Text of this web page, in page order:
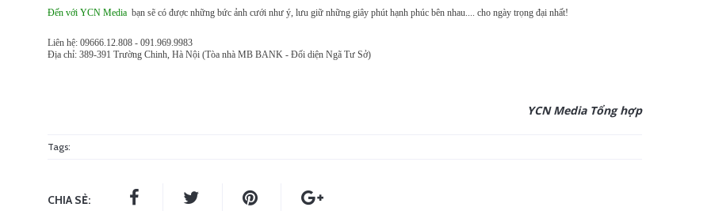
Đến với YCN Media bạn sẽ có được những bức ảnh cưới như ý, lưu giữ những giây phút hạnh phúc bên nhau.... cho ngày trọng đại nhất!
Liên hệ: 09666.12.808 - 091.969.9983
Địa chỉ: 389-391 Trường Chinh, Hà Nội (Tòa nhà MB BANK - Đối diện Ngã Tư Sở)
YCN Media Tổng hợp
Tags:
CHIA SẺ: